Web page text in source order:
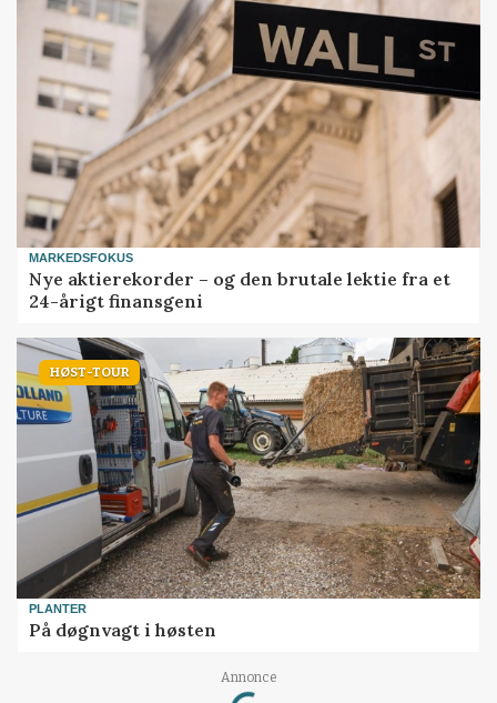
MARKEDSFOKUS
Nye aktierekorder – og den brutale lektie fra et
24-årigt finansgeni
HØST-TOUR
PLANTER
På døgnvagt i høsten
Annonce